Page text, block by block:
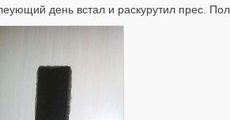
день встал и раскурутил прес.